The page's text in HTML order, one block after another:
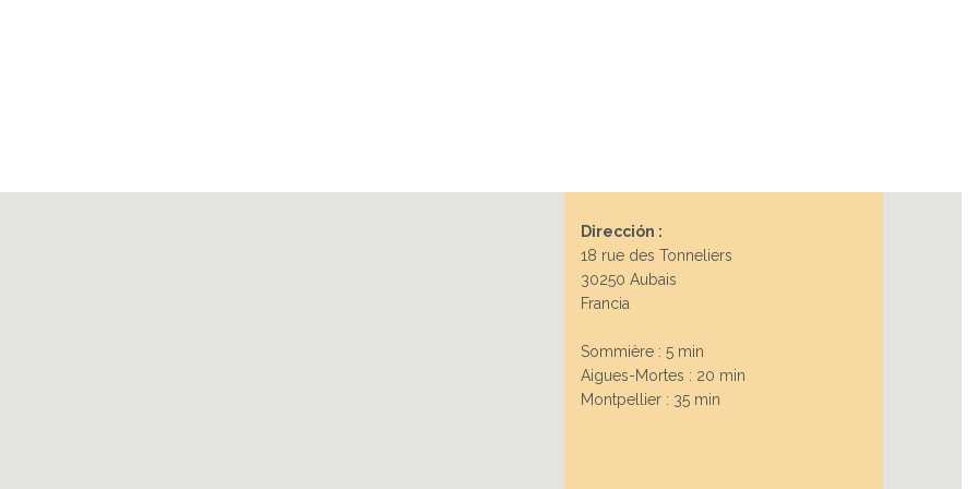
Dirección :
18 rue des Tonneliers
30250 Aubais
Francia
Sommière : 5 min
Aigues-Mortes : 20 min
Montpellier : 35 min